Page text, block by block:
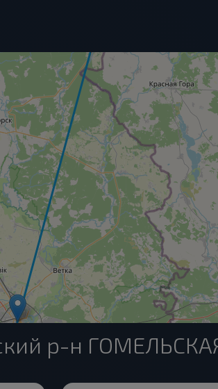
р-н